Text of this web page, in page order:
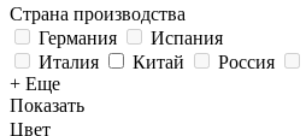
Страна производства
Германия
Испания
Италия
Китай Россия
+ Еще
Показать
Цвет